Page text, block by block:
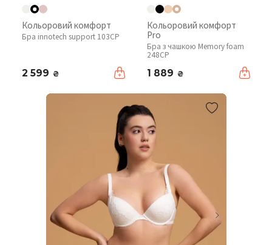
Кольоровий комфорт
Бра innotech support 103CP
2 599 ₴
Кольоровий комфорт
Pro
Бра з чашкою Memory foam
248CP
1 889 ₴